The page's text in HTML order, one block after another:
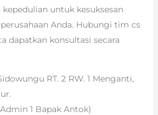
untuk kesuksesan
Anda. Hubungi tim cs
dapatkan konsultasi secara
RT. 2 RW. 1 Menganti,
1 Bapak Antok)